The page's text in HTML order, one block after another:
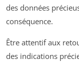
des données
conséquence.
Être attentif aux
des indications